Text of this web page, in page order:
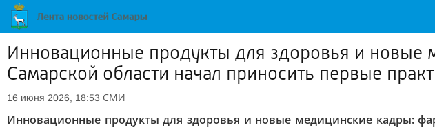
Инновационные продукты для здоровья и новые
Самарской области начал приносить первые
16 июня 2026, 18:53 СМИ
Инновационные продукты для здоровья и новые медицинские кадры: